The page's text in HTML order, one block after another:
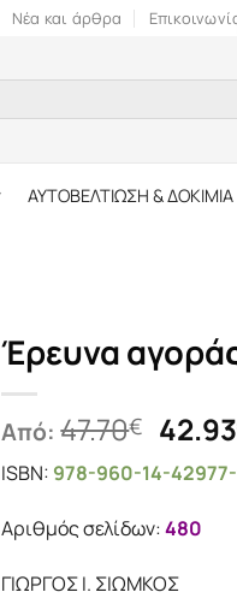
Νέα και άρθρα
ΑΥΤΟΒΕΛΤΙΩΣΗ & ΔΟΚΙΜΙΑ
Έρευνα
Από:47.70€
price
was:
42.93
ISBN: 978-960-14-
Αριθμός σελίδων:480
ΓΙΩΡΓΟΣ Ι. ΣΙΩΜΚΟΣ